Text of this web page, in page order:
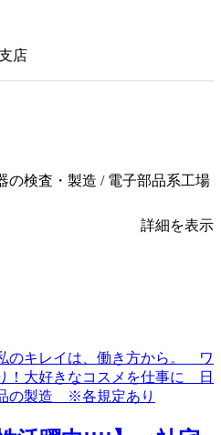
店
の検査・製造 / 電子部品系工場
詳細を表示